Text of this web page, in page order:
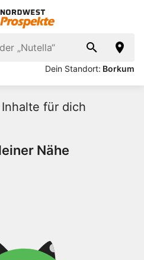
Dein Standort: Borkum
für dich
Nähe